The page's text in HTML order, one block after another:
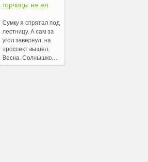
горчицы не ел
Сумку я спрятал под
лестницу. А сам за
угол завернул, на
проспект вышел.
Весна. Солнышко.…